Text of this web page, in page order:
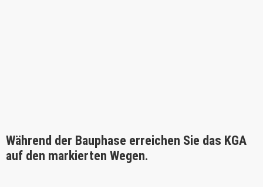
Während der Bauphase erreichen Sie das KGA
auf den markierten Wegen.